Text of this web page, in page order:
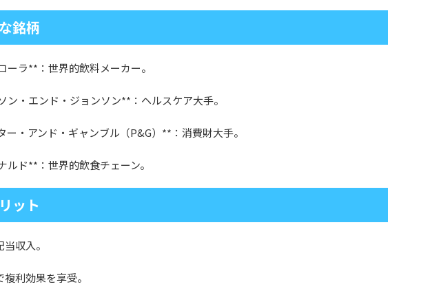
銘柄
ーラ**：世界的飲料メーカー。
ン・エンド・ジョンソン**：ヘルスケア大手。
ー・アンド・ギャンブル（P&G）**：消費財大手。
ルド**：世界的飲食チェーン。
ット
収入。
利効果を享受。